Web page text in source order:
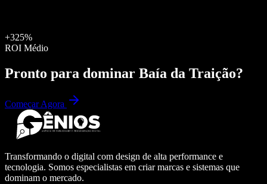
+325%
ROI Médio
Pronto para dominar Baía da Traição?
Começar Agora
Transformando o digital com design de alta performance e
tecnologia. Somos especialistas em criar marcas e sistemas que
dominam o mercado.